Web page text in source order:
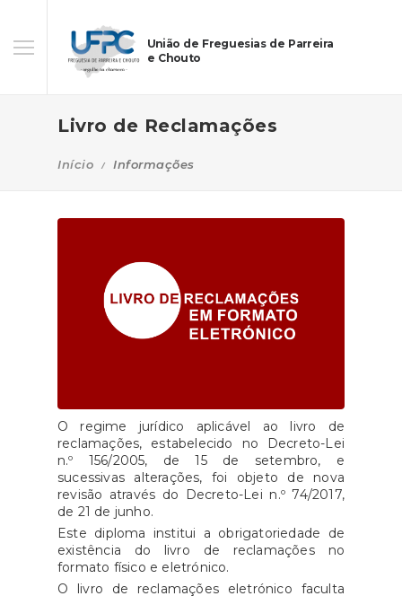
União de Freguesias de Parreira
e Chouto
Livro de Reclamações
Início Informações
O regime jurídico aplicável ao livro de
reclamações, estabelecido no Decreto-Lei
n.º 156/2005, de 15 de setembro, e
sucessivas alterações, foi objeto de nova
revisão através do Decreto-Lei n.º 74/2017,
de 21 de junho.
Este diploma institui a obrigatoriedade de
existência do livro de reclamações no
formato físico e eletrónico.
O livro de reclamações eletrónico faculta